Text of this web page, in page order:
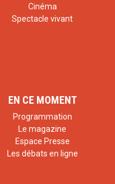
Cinéma
Spectacle vivant
EN CE MOMENT
Programmation
Le magazine
Espace Presse
Les débats en ligne